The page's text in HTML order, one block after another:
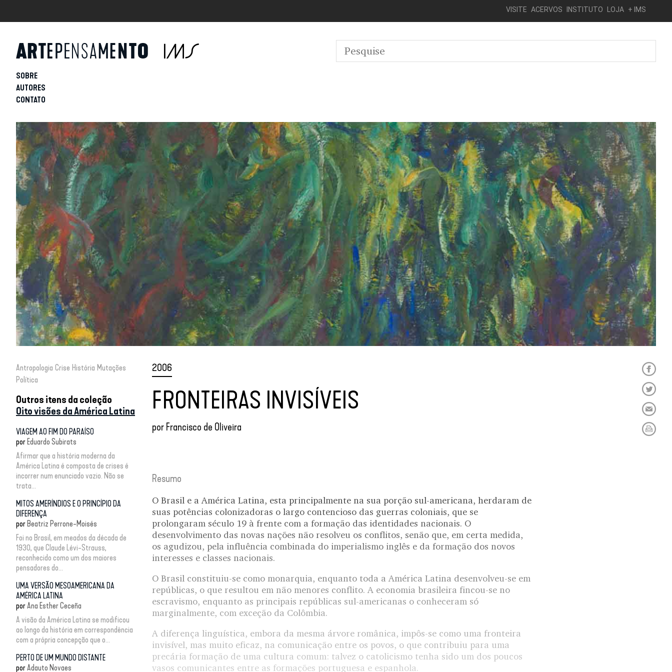
VISITE ACERVOS INSTITUTO LOJA + IMS
SOBRE
AUTORES
CONTATO
Antropologia Crise História Mutações
Política
Outros itens da coleção
Oito visões da América Latina
VIAGEM AO FIM DO PARAÍSO
por Eduardo Subirats
Afirmar que a história moderna da
América Latina é composta de crises é
incorrer num enunciado vazio. Não se
trata...
MITOS AMERÍNDIOS E O PRINCÍPIO DA
DIFERENÇA
por Beatriz Perrone-Moisés
Foi no Brasil, em meados da década de
1930, que Claude Lévi-Strauss,
reconhecido como um dos maiores
pensadores do...
UMA VERSÃO MESOAMERICANA DA
AMÉRICA LATINA
porAna Esther Ceceña
A visão da América Latina se modificou
ao longo da história em correspondência
com a própria concepção que o...
PERTO DE UM MUNDO DISTANTE
porAdauto Novaes
2006
FRONTEIRAS INVISÍVEIS
por Francisco de Oliveira
Resumo
O Brasil e a América Latina, esta principalmente na sua porção sul-americana, herdaram de
suas potências colonizadoras o largo contencioso das guerras coloniais, que se
prolongaram século 19 à frente com a formação das identidades nacionais. O
desenvolvimento das novas nações não resolveu os conflitos, senão que, em certa medida,
os agudizou, pela influência combinada do imperialismo inglês e da formação dos novos
interesses e classes nacionais.
O Brasil constituiu-se como monarquia, enquanto toda a América Latina desenvolveu-se em
repúblicas, o que resultou em não menores conflito. A economia brasileira fincou-se no
escravismo, enquanto as principais repúblicas sul-americanas o conheceram só
marginalmente, com exceção da Colômbia.
A diferença linguística, embora da mesma árvore românica, impôs-se como uma fronteira
invisível, mas muito eficaz, na comunicação entre os povos, o que contribuiu para uma
precária formação de uma cultura comum: talvez o catolicismo tenha sido um dos poucos
vasos comunicantes entre as formações portuguesa e espanhola.